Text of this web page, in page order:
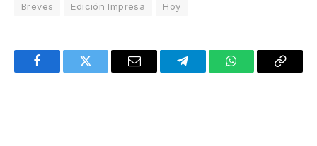
Breves Edición Impresa Hoy
FacebookTwitter Email TelegramWhatsAppCopy